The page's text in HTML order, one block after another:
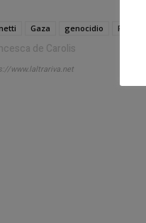
Gaza genocidio
de Carolis
www.laltrariva.net